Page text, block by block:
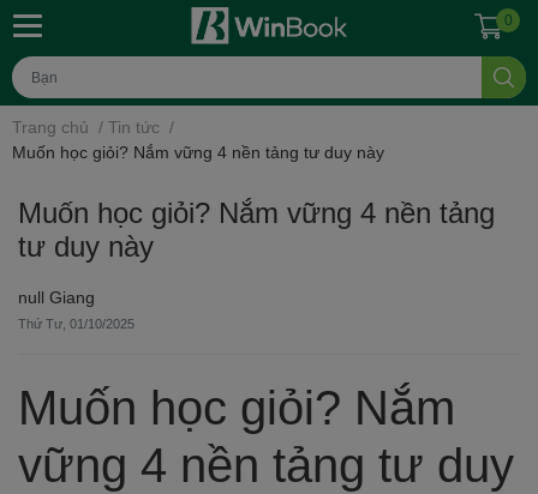
0
Trang chủ / Tin tức /
Muốn học giỏi? Nắm vững 4 nền tảng tư duy này
Muốn học giỏi? Nắm vững 4 nền tảng
tư duy này
null Giang
Thứ Tư, 01/10/2025
Muốn học giỏi? Nắm
vững 4 nền tảng tư duy